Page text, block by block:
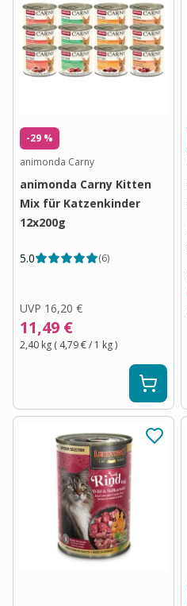
-29 %
animonda Carny
animonda Carny Kitten
Mix für Katzenkinder
12x200g
5.0 (6)
UVP 16,20 €
11,49 €
2,40 kg ( 4,79 €/ 1 kg)